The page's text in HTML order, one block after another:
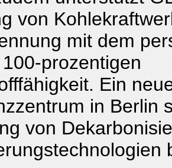
von
mit dem
prozentigen
Ein
in Berlin
von